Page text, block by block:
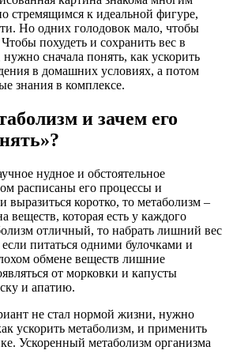
стремящимся к идеальной фигуре,
Но одних голодовок мало, чтобы
похудеть и сохранить вес в
сначала понять, как ускорить
в домашних условиях, а потом
знания в комплексе.
и зачем его
нудное и обстоятельное
расписаны его процессы и
выразиться коротко, то метаболизм –
веществ, которая есть у каждого
отличный, то набрать лишний вес
питаться одними булочками и
обмене веществ лишние
от морковки и капусты
и апатию.
не стал нормой жизни, нужно
ускорить метаболизм, и применить
Ускоренный метаболизм организма